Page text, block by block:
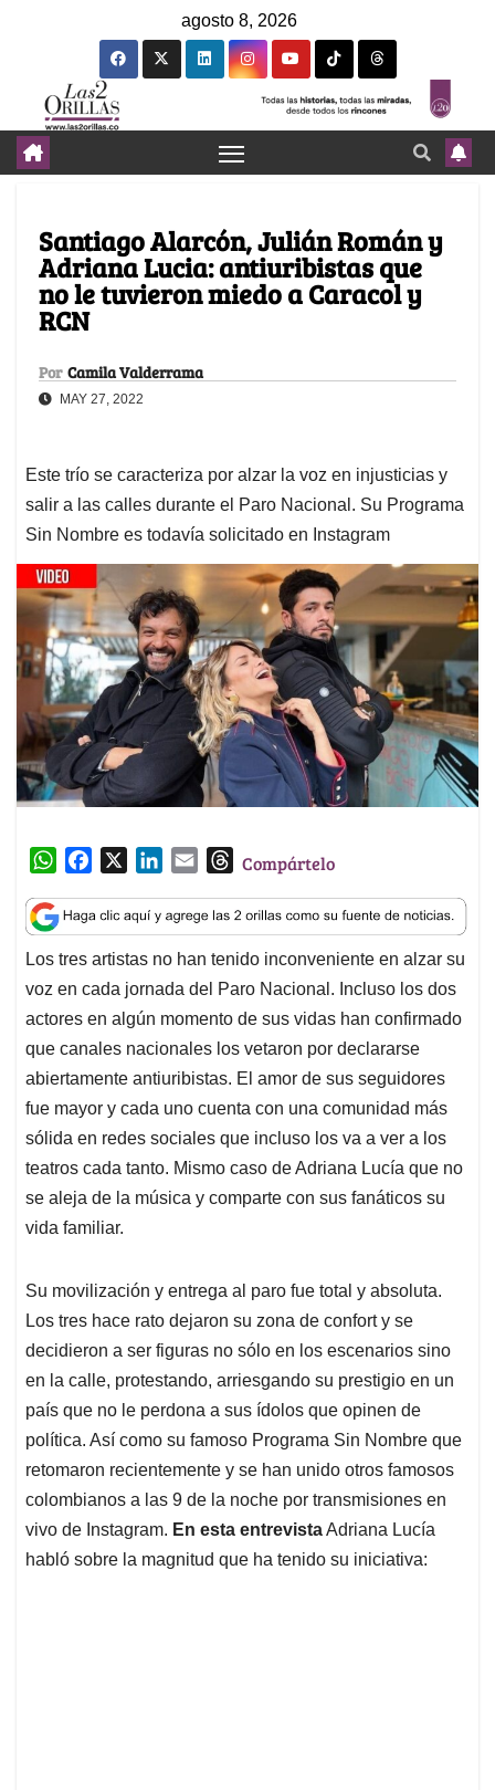
agosto 8, 2026
Santiago Alarcón, Julián Román y
Adriana Lucia: antiuribistas que
no le tuvieron miedo a Caracol y
RCN
Por Camila Valderrama
MAY 27, 2022
Este trío se caracteriza por alzar la voz en injusticias y
salir a las calles durante el Paro Nacional. Su Programa
Sin Nombre es todavía solicitado en Instagram
W
a
t
s
A
p
p
c
e
b
o
o
k
n
k
e
d
I
n
a
i
l
T
r
e
a
d
s
Compártelo
Los tres artistas no han tenido inconveniente en alzar su
voz en cada jornada del Paro Nacional. Incluso los dos
actores en algún momento de sus vidas han confirmado
que canales nacionales los vetaron por declararse
abiertamente antiuribistas. El amor de sus seguidores
fue mayor y cada uno cuenta con una comunidad más
sólida en redes sociales que incluso los va a ver a los
teatros cada tanto. Mismo caso de Adriana Lucía que no
se aleja de la música y comparte con sus fanáticos su
vida familiar.
Su movilización y entrega al paro fue total y absoluta.
Los tres hace rato dejaron su zona de confort y se
decidieron a ser figuras no sólo en los escenarios sino
en la calle, protestando, arriesgando su prestigio en un
país que no le perdona a sus ídolos que opinen de
política. Así como su famoso Programa Sin Nombre que
retomaron recientemente y se han unido otros famosos
colombianos a las 9 de la noche por transmisiones en
vivo de Instagram. En esta entrevistaAdriana Lucía
habló sobre la magnitud que ha tenido su iniciativa: